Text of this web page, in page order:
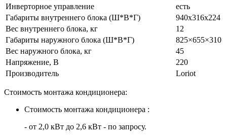
Инверторное управление
есть
Габариты внутреннего блока (Ш*В*Г)
940х316х224
Вес внутреннего блока, кг
12
Габариты наружного блока (Ш*В*Г)
825×655×310
Вес наружного блока, кг
45
Напряжение, В
220
Производитель
Loriot
Стоимость монтажа кондиционера:
Стоимость монтажа кондиционера :
- от 2,0 кВт до 2,6 кВт - по запросу.